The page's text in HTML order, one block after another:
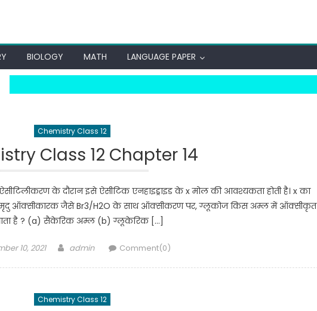
BIOLOGY MATH LANGUAGE PAPER
Chemistry Class 12
Class 12 Chapter 14
के दौरान इसे ऐसीटिक एनहाइड्राइड के x मोल की आवश्यकता होती है। x का
मृदु ऑक्सीकारक जैसे Br3/H2O के साथ ऑक्सीकरण पर, ग्लूकोज किस अम्ल में ऑक्सीकृत
है ? (a) सैकेरिक अम्ल (b) ग्लूकेरिक […]
on10, 2021 Author
admin Comment(0)
Chemistry Class 12